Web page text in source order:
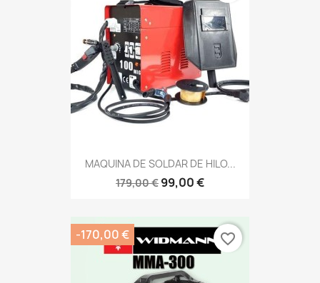
MAQUINA DE SOLDAR DE HILO...
179,00 € 99,00 €
-170,00 € favorite_border